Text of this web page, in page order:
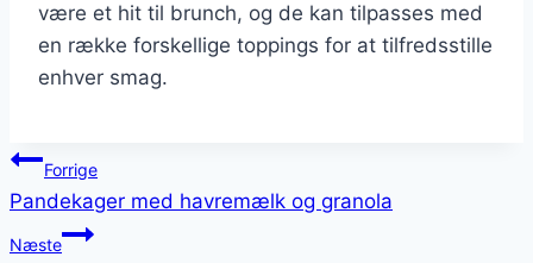
være et hit til brunch, og de kan tilpasses med
en række forskellige toppings for at tilfredsstille
enhver smag.
Indlægsnavigation
Forrige
Pandekager med havremælk og granola
Næste